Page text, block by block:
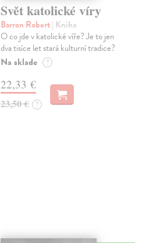
Svět katolické víry
Barron Robert| Kniha
O co jde v katolické víře? Je to jen
dva tisíce let stará kulturní tradice?
Na sklade ?
22,33 €
23,50 € ?